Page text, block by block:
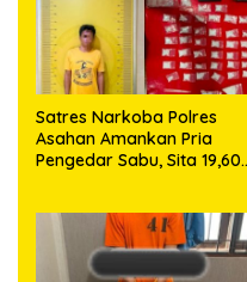
Satres Narkoba Polres
Asahan Amankan Pria
Pengedar Sabu, Sita 19,60